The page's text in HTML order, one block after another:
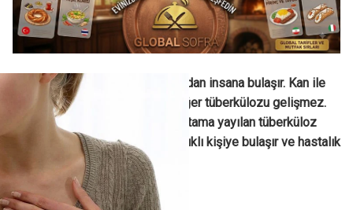
Verem solunum yolu ile insandan insana bulaşır. Kan ile
temas ve başka bir yolla akciğer tüberkülozu gelişmez.
Hasta kişinin öksürmesi ile ortama yayılan tüberküloz
mikrobu solunum yoluyla sağlıklı kişiye bulaşır ve hastalık
süreci başlar.
Verem Belirtileri Nelerdir?